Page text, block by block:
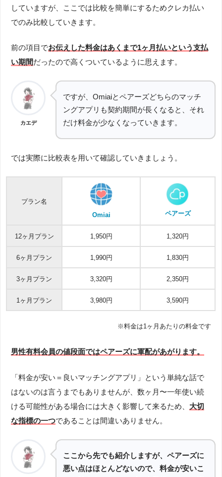
していますが、ここでは比較を簡単にするためクレカ払い
でのみ比較していきます。
前の項目でお伝えした料金はあくまで1ヶ月払いという支払
い期間だったので高くついているように思えます。
カエデ
ですが、Omiaiとペアーズどちらのマッチ
ングアプリも契約期間が長くなると、それ
だけ料金が少なくなっていきます。
では実際に比較表を用いて確認していきましょう。
プラン名
Omiai
ペアーズ
12ヶ月プラン 1,950円 1,320円
6ヶ月プラン 1,990円 1,830円
3ヶ月プラン 3,320円 2,350円
1ヶ月プラン 3,980円 3,590円
※料金は1ヶ月あたりの料金です
男性有料会員の値段面ではペアーズに軍配があがります。
「料金が安い＝良いマッチングアプリ」という単純な話で
はないのは言うまでもありませんが、数ヶ月〜一年使い続
ける可能性がある場合には大きく影響して来るため、 大切
な指標の一つであることは間違いありません。
ここから先でも紹介しますが、ペアーズに
悪い点はほとんどないので、料金が安いこ